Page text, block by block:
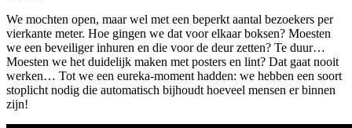
We mochten open, maar wel met een beperkt aantal bezoekers per
vierkante meter. Hoe gingen we dat voor elkaar boksen? Moesten
we een beveiliger inhuren en die voor de deur zetten? Te duur…
Moesten we het duidelijk maken met posters en lint? Dat gaat nooit
werken… Tot we een eureka-moment hadden: we hebben een soort
stoplicht nodig die automatisch bijhoudt hoeveel mensen er binnen
zijn!